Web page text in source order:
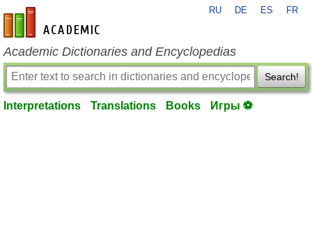
en-academic.com
RU DE ES FR
Academic Dictionaries and Encyclopedias
Search!
Interpretations Translations Books Игры ⚽